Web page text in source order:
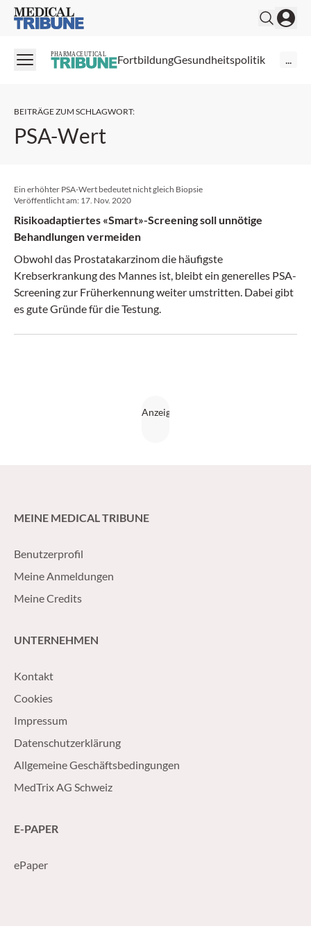
Medical Tribune
PHARMACEUTICAL FortbildungGesundheitspolitik ...
BEITRÄGE ZUM SCHLAGWORT:
PSA-Wert
Ein erhöhter PSA-Wert bedeutet nicht gleich Biopsie
Veröffentlicht am: 17. Nov. 2020
Risikoadaptiertes «Smart»-Screening soll unnötige
Behandlungen vermeiden
Obwohl das Prostatakarzinom die häufigste
Krebserkrankung des Mannes ist, bleibt ein generelles PSA-
Screening zur Früherkennung weiter umstritten. Dabei gibt
es gute Gründe für die Testung.
MEINE MEDICAL TRIBUNE
Benutzerprofil
Meine Anmeldungen
Meine Credits
UNTERNEHMEN
Kontakt
Cookies
Impressum
Datenschutzerklärung
Allgemeine Geschäftsbedingungen
MedTrix AG Schweiz
E-PAPER
ePaper